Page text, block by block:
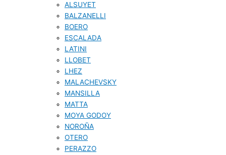
ALSUYET
BALZANELLI
BOERO
ESCALADA
LATINI
LLOBET
LHEZ
MALACHEVSKY
MANSILLA
MATTA
MOYA GODOY
NOROÑA
OTERO
PERAZZO